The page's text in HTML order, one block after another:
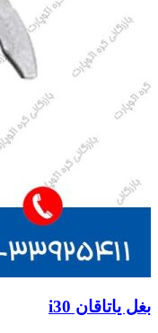
بغل یاتاقان i30